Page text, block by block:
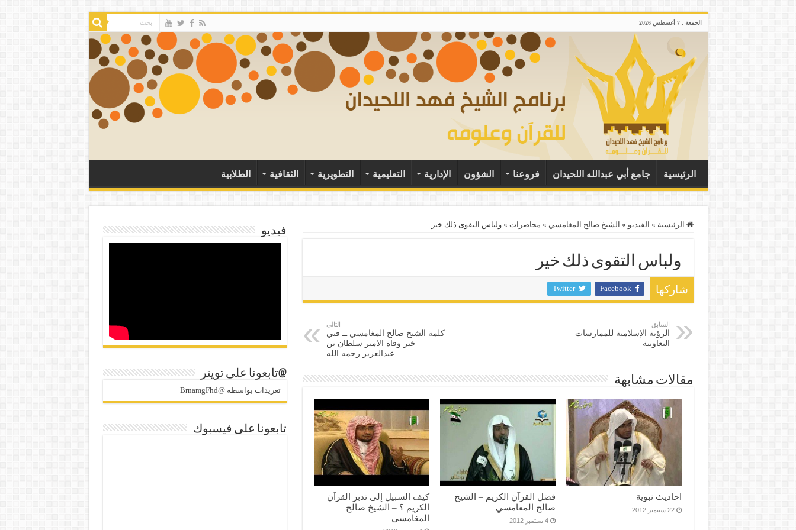
الجمعة , 7 أغسطس 2026
الرئيسية جامع أبي عبدالله اللحيدان فروعنا الشؤون الإدارية التعليمية التطويرية الثقافية الطلابية
الرئيسية » الفيديو » الشيخ صالح المغامسي » محاضرات » ولباس التقوى ذلك خير
ولباس التقوى ذلك خير
شاركها Facebook
Twitter
السابق
الرؤية الإسلامية للممارسات
التعاونية
التالي
كلمة الشيخ صالح المغامسي ــ فيي
خبر وفاة الامير سلطان بن
عبدالعزيز رحمه الله
مقالات مشابهة
احاديث نبوية
22 سبتمبر 2012
فضل القرآن الكريم – الشيخ
صالح المغامسي
4 سبتمبر 2012
كيف السبيل إلى تدبر القرآن
الكريم ؟ – الشيخ صالح
المغامسي
فيديو
@تابعونا على تويتر
تغريدات بواسطة @BrnamgFhd
تابعونا على فيسبوك